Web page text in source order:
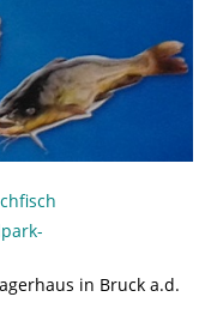
in Bruck a.d.